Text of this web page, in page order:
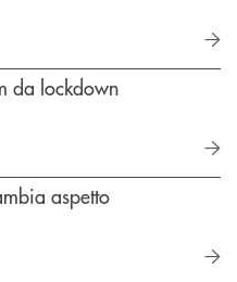
da lockdown
aspetto